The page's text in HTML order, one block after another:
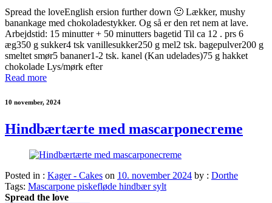
Spread the loveEnglish ersion further down 🙂 Lækker, mushy
banankage med chokoladestykker. Og så er den ret nem at lave.
Arbejdstid: 15 minutter + 50 minutters bagetid Til ca 12 . prs 6
æg350 g sukker4 tsk vanillesukker250 g mel2 tsk. bagepulver200 g
smeltet smør5 bananer1-2 tsk. kanel (Kan udelades)75 g hakket
chokolade Lys/mørk efter
Read more
10 november, 2024
Hindbærtærte med mascarponecreme
Posted in : Kager - Cakes on 10. november 2024 by : Dorthe
Tags: Mascarpone piskefløde hindbær sylt
Spread the love